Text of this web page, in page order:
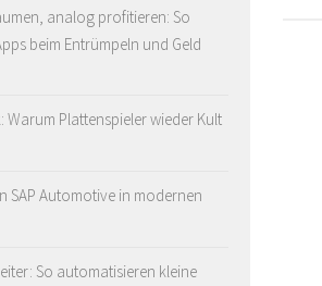
analog profitieren: So
beim Entrümpeln und Geld
Warum Plattenspieler wieder Kult
SAP Automotive in modernen
So automatisieren kleine